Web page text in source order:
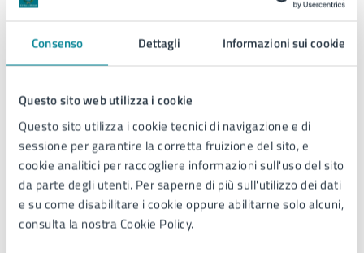
Consenso Dettagli Informazioni sui cookie
Questo sito web utilizza i cookie
Questo sito utilizza i cookie tecnici di navigazione e di
sessione per garantire la corretta fruizione del sito, e
cookie analitici per raccogliere informazioni sull'uso del sito
da parte degli utenti. Per saperne di più sull'utilizzo dei dati
e su come disabilitare i cookie oppure abilitarne solo alcuni,
consulta la nostra Cookie Policy.
Ulteriori informazioni
In caso di maltempo gli spettacoli si terranno in Sala
Consiglio.